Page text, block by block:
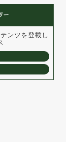
ンツを登載し